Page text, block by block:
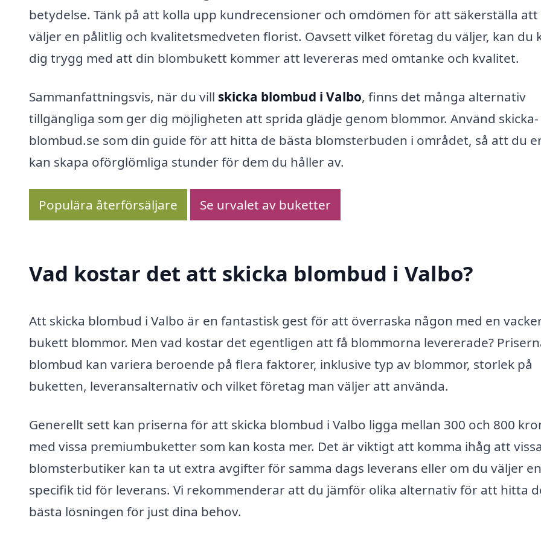
betydelse. Tänk på att kolla upp kundrecensioner och omdömen för att säkerställa att
väljer en pålitlig och kvalitetsmedveten florist. Oavsett vilket företag du väljer, kan du
dig trygg med att din blombukett kommer att levereras med omtanke och kvalitet.
Sammanfattningsvis, när du vill skicka blombud i Valbo, finns det många alternativ
tillgängliga som ger dig möjligheten att sprida glädje genom blommor. Använd skicka-
blombud.se som din guide för att hitta de bästa blomsterbuden i området, så att du
kan skapa oförglömliga stunder för dem du håller av.
Populära återförsäljare Se urvalet av buketter
Vad kostar det att skicka blombud i Valbo?
Att skicka blombud i Valbo är en fantastisk gest för att överraska någon med en
bukett blommor. Men vad kostar det egentligen att få blommorna levererade?
blombud kan variera beroende på flera faktorer, inklusive typ av blommor, storlek på
buketten, leveransalternativ och vilket företag man väljer att använda.
Generellt sett kan priserna för att skicka blombud i Valbo ligga mellan 300 och 800
med vissa premiumbuketter som kan kosta mer. Det är viktigt att komma ihåg att vissa
blomsterbutiker kan ta ut extra avgifter för samma dags leverans eller om du väljer en
specifik tid för leverans. Vi rekommenderar att du jämför olika alternativ för att hitta
bästa lösningen för just dina behov.